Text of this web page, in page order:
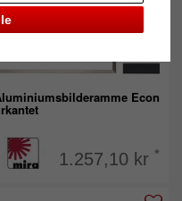
Econ
1.257,10 kr *